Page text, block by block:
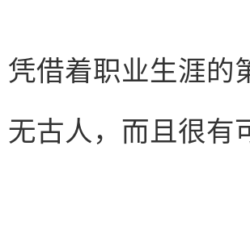
凭借着职业生涯的
无古人，而且很有